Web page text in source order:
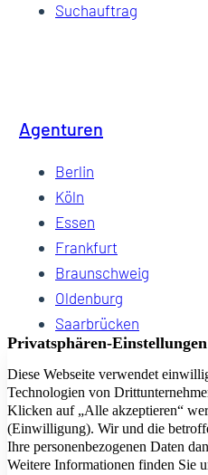
Suchauftrag
Agenturen
Berlin
Köln
Essen
Frankfurt
Braunschweig
Oldenburg
Saarbrücken
Hannover
Dresden
Wuppertal